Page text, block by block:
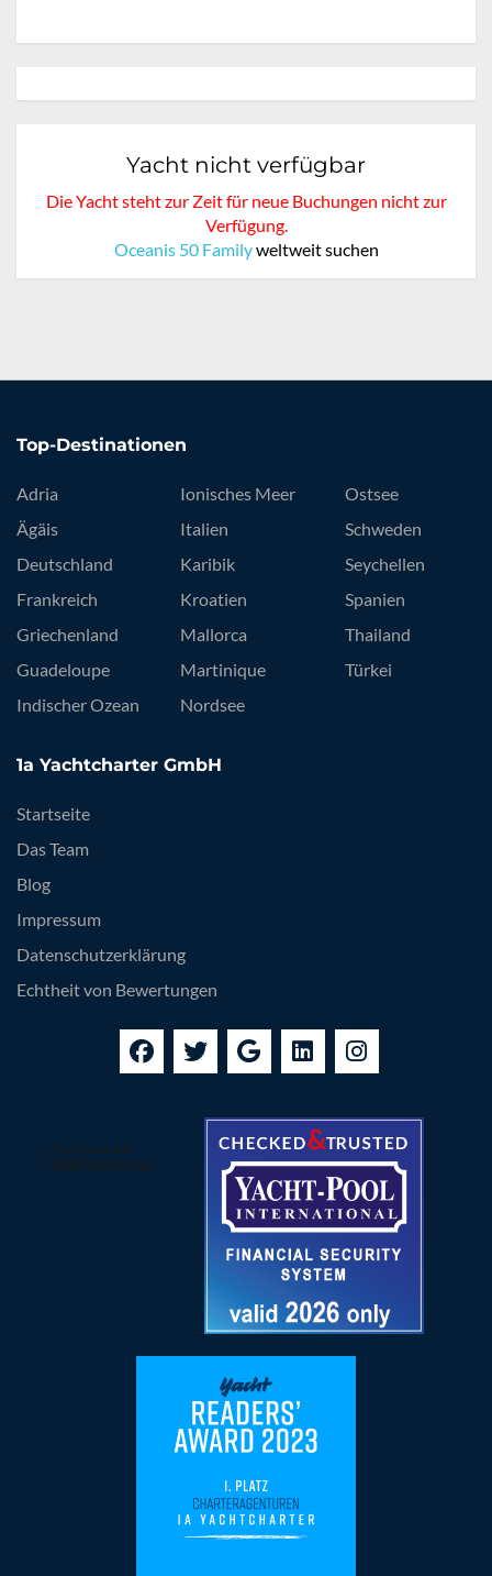
Yacht nicht verfügbar
Die Yacht steht zur Zeit für neue Buchungen nicht zur
Verfügung.
Oceanis 50 Familyweltweit suchen
Top-Destinationen
Adria
Ägäis
Deutschland
Frankreich
Griechenland
Guadeloupe
Indischer Ozean
Ionisches Meer
Italien
Karibik
Kroatien
Mallorca
Martinique
Nordsee
Ostsee
Schweden
Seychellen
Spanien
Thailand
Türkei
1a Yachtcharter GmbH
Startseite
Das Team
Blog
Impressum
Datenschutzerklärung
Echtheit von Bewertungen